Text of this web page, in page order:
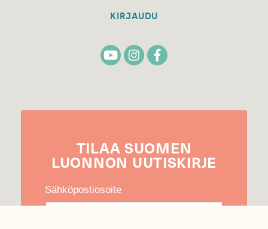
KIRJAUDU
TILAA SUOMEN
LUONNON UUTIS­KIRJE
Sähköpostiosoite